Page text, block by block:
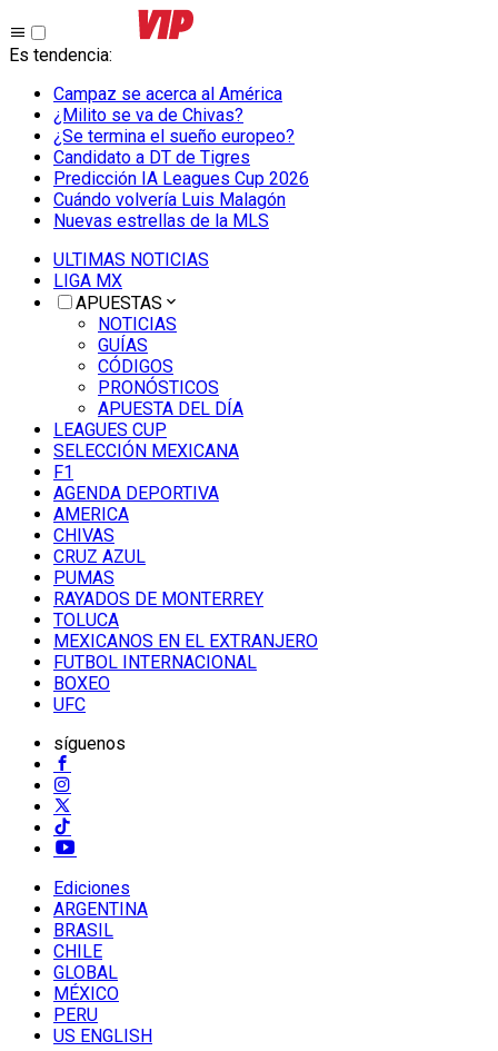
Es tendencia:
Campaz se acerca al América
¿Milito se va de Chivas?
¿Se termina el sueño europeo?
Candidato a DT de Tigres
Predicción IA Leagues Cup 2026
Cuándo volvería Luis Malagón
Nuevas estrellas de la MLS
ULTIMAS NOTICIAS
LIGA MX
APUESTAS
NOTICIAS
GUÍAS
CÓDIGOS
PRONÓSTICOS
APUESTA DEL DÍA
LEAGUES CUP
SELECCIÓN MEXICANA
F1
AGENDA DEPORTIVA
AMERICA
CHIVAS
CRUZ AZUL
PUMAS
RAYADOS DE MONTERREY
TOLUCA
MEXICANOS EN EL EXTRANJERO
FUTBOL INTERNACIONAL
BOXEO
UFC
síguenos
Ediciones
ARGENTINA
BRASIL
CHILE
GLOBAL
MÉXICO
PERU
US ENGLISH